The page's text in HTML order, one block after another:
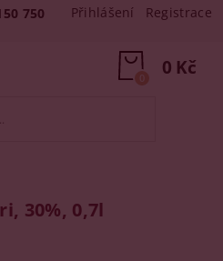
750 Přihlášení Registrace
0 Kč
0
30%, 0,7l